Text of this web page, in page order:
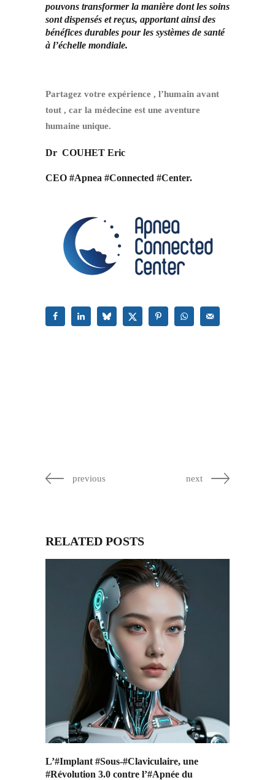
pouvons transformer la manière dont les soins
sont dispensés et reçus, apportant ainsi des
bénéfices durables pour les systèmes de santé
à l’échelle mondiale.
Partagez votre expérience , l’humain avant
tout , car la médecine est une aventure
humaine unique.
Dr COUHET Eric
CEO #Apnea #Connected #Center.
previous next
RELATED POSTS
L’#Implant #Sous-#Claviculaire, une
#Révolution 3.0 contre l’#Apnée du